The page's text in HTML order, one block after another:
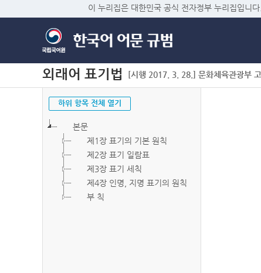
이 누리집은 대한민국 공식 전자정부 누리집입니다.
외래어 표기법 [시행 2017. 3. 28.] 문화체육관광부
하위 항목 전체 열기
본문
제1장 표기의 기본 원칙
제2장 표기 일람표
제3장 표기 세칙
제4장 인명, 지명 표기의 원칙
부 칙